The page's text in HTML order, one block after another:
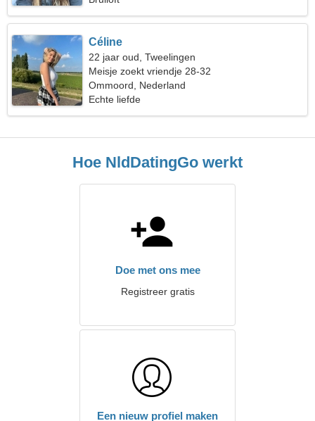
Céline
22 jaar oud, Tweelingen
Meisje zoekt vriendje 28-32
Ommoord, Nederland
Echte liefde
Hoe NldDatingGo werkt
Doe met ons mee
Registreer gratis
Een nieuw profiel maken